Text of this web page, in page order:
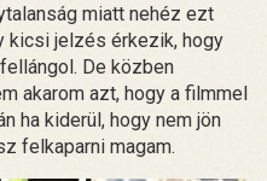
miatt nehéz ezt
kicsi jelzés érkezik, hogy
De közben
akarom azt, hogy a filmmel
ha kiderül, hogy nem jön
felkaparni magam.